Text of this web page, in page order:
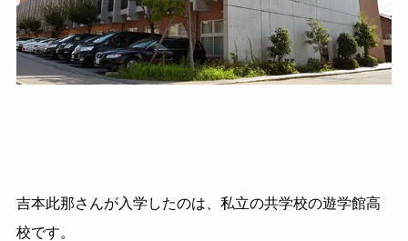
吉本此那さんが入学したのは、私立の共学校の遊学館高
校です。